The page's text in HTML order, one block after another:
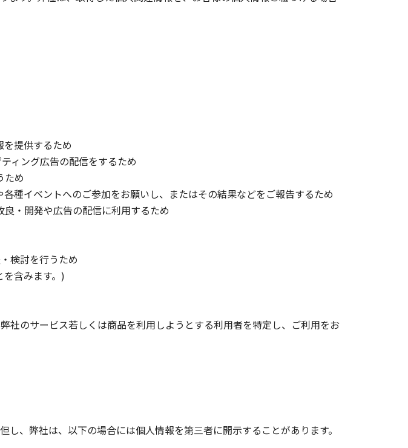
提供するため
ィング広告の配信をするため
ため
種イベントへのご参加をお願いし、またはその結果などをご報告するため
・開発や広告の配信に利用するため
検討を行うため
含みます。)
のサービス若しくは商品を利用しようとする利用者を特定し、ご利用をお
、弊社は、以下の場合には個人情報を第三者に開示することがあります。